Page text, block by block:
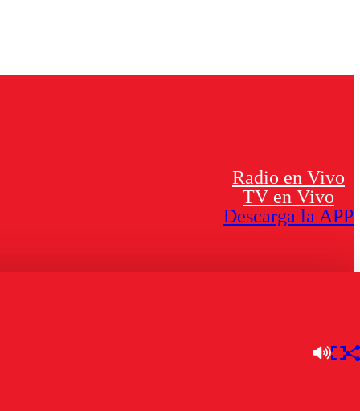
Radio en Vivo
TV en Vivo
Descarga la APP